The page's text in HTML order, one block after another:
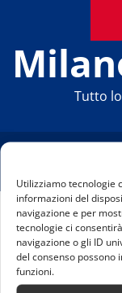
Utilizziamo tecnologie
informazioni del
navigazione e per
tecnologie ci
navigazione o gli ID
del consenso possono
funzioni.
Tutto
Home
Megabox
milanesi